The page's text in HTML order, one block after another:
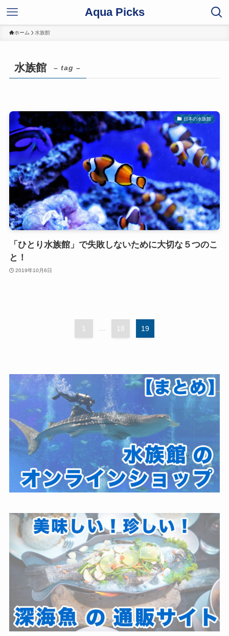
Aqua Picks
ホーム 水族館
水族館 – tag –
日本の水族館
「ひとり水族館」で失敗しないために大切な５つのこ
と！
2019年10月6日
1 ... 18 19